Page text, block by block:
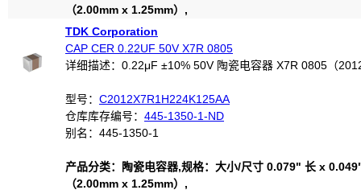
（2.00mm x 1.25mm）,
TDK Corporation
CAP CER 0.22UF 50V X7R 0805
详细描述：0.22μF ±10% 50V 陶瓷电容器 X7R 0805（
型号： C2012X7R1H224K125AA
仓库库存编号： 445-1350-1-ND
别名：445-1350-1
产品分类：陶瓷电容器,规格：大小/尺寸 0.079" 长 x
（2.00mm x 1.25mm）,